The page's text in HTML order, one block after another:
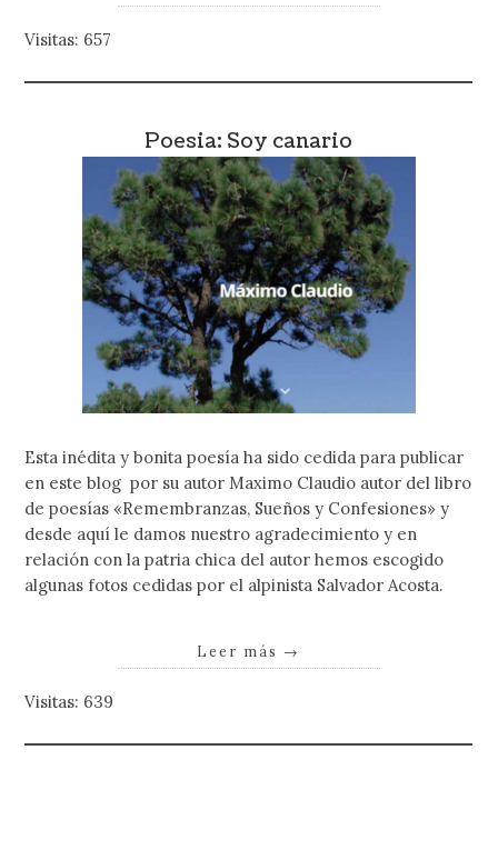
Visitas: 657
Poesia: Soy canario
Esta inédita y bonita poesía ha sido cedida para publicar
en este blog por su autor Maximo Claudio autor del libro
de poesías «Remembranzas, Sueños y Confesiones» y
desde aquí le damos nuestro agradecimiento y en
relación con la patria chica del autor hemos escogido
algunas fotos cedidas por el alpinista Salvador Acosta.
Leer más →
Visitas: 639